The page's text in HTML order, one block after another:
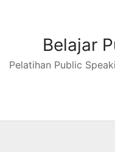
Belajar
Pelatihan Public